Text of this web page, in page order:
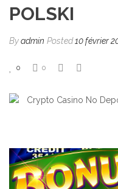
POLSKI
Byadmin Posted10 février
0 0